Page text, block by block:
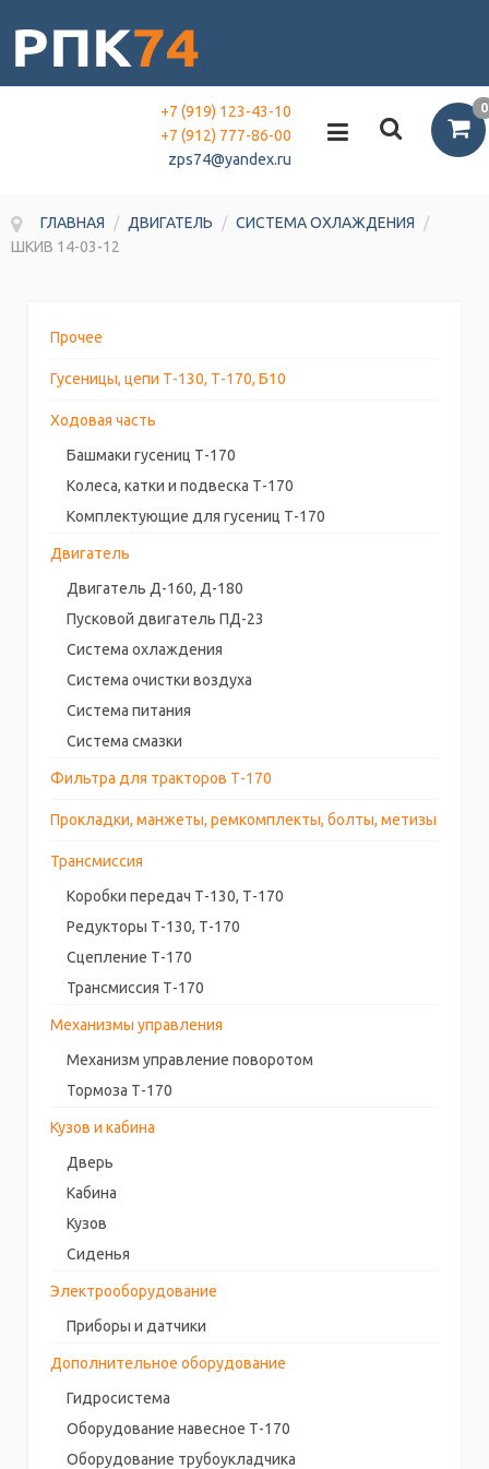
0
+7 (919) 123-43-10
+7 (912) 777-86-00
zps74@yandex.ru
ГЛАВНАЯ / ДВИГАТЕЛЬ / СИСТЕМА ОХЛАЖДЕНИЯ
/
ШКИВ 14-03-12
Прочее
Гусеницы, цепи Т-130, Т-170, Б10
Ходовая часть
Башмаки гусениц Т-170
Колеса, катки и подвеска Т-170
Комплектующие для гусениц Т-170
Двигатель
Двигатель Д-160, Д-180
Пусковой двигатель ПД-23
Система охлаждения
Система очистки воздуха
Система питания
Система смазки
Фильтра для тракторов Т-170
Прокладки, манжеты, ремкомплекты, болты, метизы
Трансмиссия
Коробки передач Т-130, Т-170
Редукторы Т-130, Т-170
Сцепление Т-170
Трансмиссия Т-170
Механизмы управления
Механизм управление поворотом
Тормоза Т-170
Кузов и кабина
Дверь
Кабина
Кузов
Сиденья
Электрооборудование
Приборы и датчики
Дополнительное оборудование
Гидросистема
Оборудование навесное Т-170
Оборудование трубоукладчика